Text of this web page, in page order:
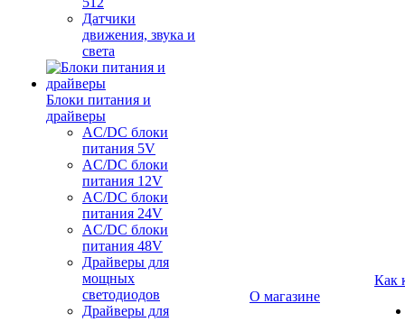
Датчики
движения, звука и
света
Блоки питания и
драйверы
AC/DC блоки
питания 5V
AC/DC блоки
питания 12V
AC/DC блоки
питания 24V
AC/DC блоки
питания 48V
Драйверы для
мощных
светодиодов
Драйверы для
О магазине
Как